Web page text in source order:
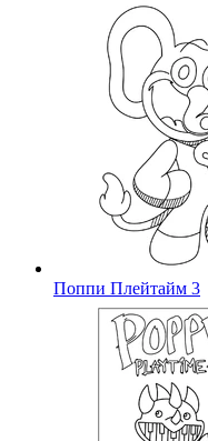
Поппи Плейтайм 3